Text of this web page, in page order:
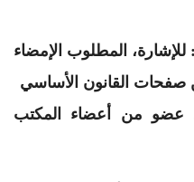
المطلوب الإمضاء
القانون الأساسي
عضو من أعضاء المكتب